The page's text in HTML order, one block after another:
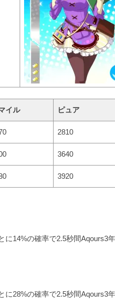
イル ピュア
2810
3640
3920
に14%の確率で2.5秒間Aqours3
に28%の確率で2.5秒間Aqours3